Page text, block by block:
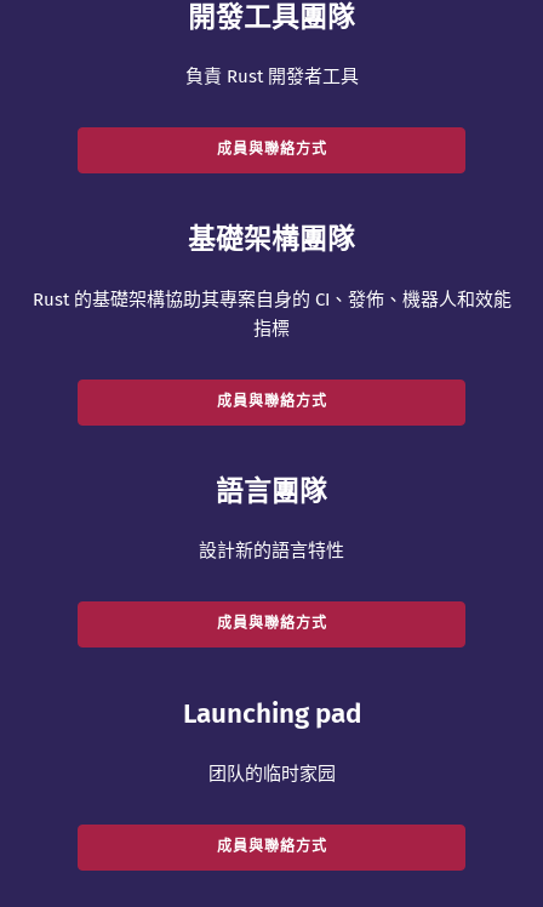
開發工具團隊
負責 Rust 開發者工具
成員與聯絡方式
基礎架構團隊
Rust 的基礎架構協助其專案自身的 CI、發佈、機器人和效能
指標
成員與聯絡方式
語言團隊
設計新的語言特性
成員與聯絡方式
Launching pad
团队的临时家园
成員與聯絡方式